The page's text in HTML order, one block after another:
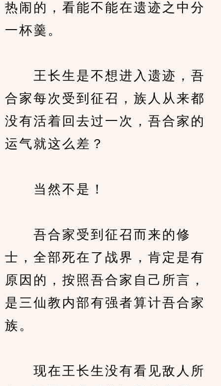
热闹的，看能不能在遗迹之中分
一杯羹。
王长生是不想进入遗迹，吾
合家每次受到征召，族人从来都
没有活着回去过一次，吾合家的
运气就这么差？
当然不是！
吾合家受到征召而来的修
士，全部死在了战界，肯定是有
原因的，按照吾合家自己所言，
是三仙教内部有强者算计吾合家
族。
现在王长生没有看见敌人所